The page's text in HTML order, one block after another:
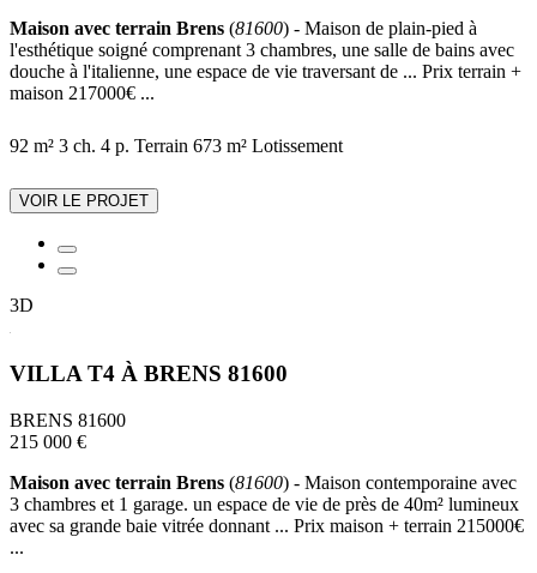
Maison avec terrain Brens (81600) - Maison de plain-pied à
l'esthétique soigné comprenant 3 chambres, une salle de bains avec
douche à l'italienne, une espace de vie traversant de ... Prix terrain +
maison 217000€ ...
92 m² 3 ch. 4 p. Terrain 673 m² Lotissement
VOIR LE PROJET
3D
VILLA T4 À BRENS 81600
BRENS 81600
215 000 €
Maison avec terrain Brens (81600) - Maison contemporaine avec
3 chambres et 1 garage. un espace de vie de près de 40m² lumineux
avec sa grande baie vitrée donnant ... Prix maison + terrain 215000€
...